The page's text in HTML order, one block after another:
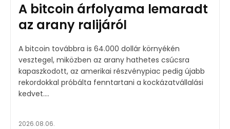
A bitcoin árfolyama lemaradt
az arany ralijáról
A bitcoin továbbra is 64.000 dollár környékén
vesztegel, miközben az arany hathetes csúcsra
kapaszkodott, az amerikai részvénypiac pedig újabb
rekordokkal próbálta fenntartani a kockázatvállalási
kedvet....
2026.08.06.